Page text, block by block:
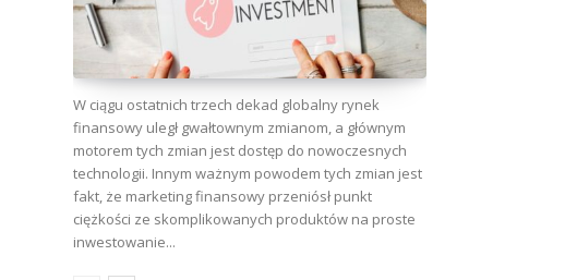
W ciągu ostatnich trzech dekad globalny rynek
finansowy uległ gwałtownym zmianom, a głównym
motorem tych zmian jest dostęp do nowoczesnych
technologii. Innym ważnym powodem tych zmian jest
fakt, że marketing finansowy przeniósł punkt
ciężkości ze skomplikowanych produktów na proste
inwestowanie...